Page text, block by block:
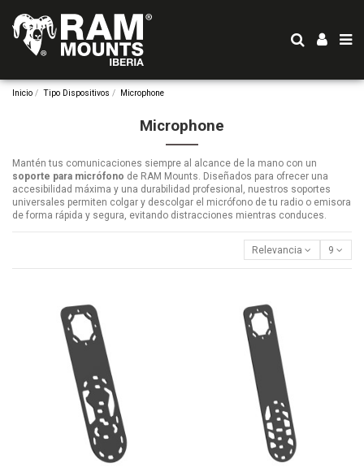
Inicio Tipo Dispositivos Microphone
Microphone
Mantén tus comunicaciones siempre al alcance de la mano con un
soporte para micrófono de RAM Mounts. Diseñados para ofrecer una
accesibilidad máxima y una durabilidad profesional, nuestros soportes
universales permiten colgar y descolgar el micrófono de tu radio o emisora
de forma rápida y segura, evitando distracciones mientras conduces.
Relevancia 9